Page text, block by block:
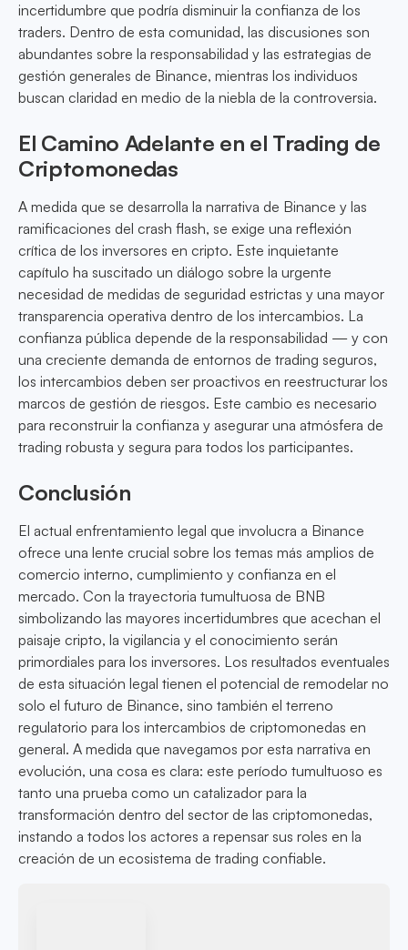
incertidumbre que podría disminuir la confianza de los
traders. Dentro de esta comunidad, las discusiones son
abundantes sobre la responsabilidad y las estrategias de
gestión generales de Binance, mientras los individuos
buscan claridad en medio de la niebla de la controversia.
El Camino Adelante en el Trading de
Criptomonedas
A medida que se desarrolla la narrativa de Binance y las
ramificaciones del crash flash, se exige una reflexión
crítica de los inversores en cripto. Este inquietante
capítulo ha suscitado un diálogo sobre la urgente
necesidad de medidas de seguridad estrictas y una mayor
transparencia operativa dentro de los intercambios. La
confianza pública depende de la responsabilidad — y con
una creciente demanda de entornos de trading seguros,
los intercambios deben ser proactivos en reestructurar los
marcos de gestión de riesgos. Este cambio es necesario
para reconstruir la confianza y asegurar una atmósfera de
trading robusta y segura para todos los participantes.
Conclusión
El actual enfrentamiento legal que involucra a Binance
ofrece una lente crucial sobre los temas más amplios de
comercio interno, cumplimiento y confianza en el
mercado. Con la trayectoria tumultuosa de BNB
simbolizando las mayores incertidumbres que acechan el
paisaje cripto, la vigilancia y el conocimiento serán
primordiales para los inversores. Los resultados eventuales
de esta situación legal tienen el potencial de remodelar no
solo el futuro de Binance, sino también el terreno
regulatorio para los intercambios de criptomonedas en
general. A medida que navegamos por esta narrativa en
evolución, una cosa es clara: este período tumultuoso es
tanto una prueba como un catalizador para la
transformación dentro del sector de las criptomonedas,
instando a todos los actores a repensar sus roles en la
creación de un ecosistema de trading confiable.